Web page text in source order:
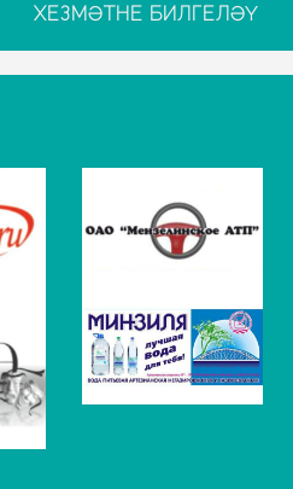
ХЕЗМӘТНЕ БИЛГЕЛӘҮ